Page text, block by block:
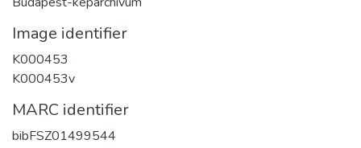
Image identifier
K000453
K000453v
MARC identifier
bibFSZ01499544